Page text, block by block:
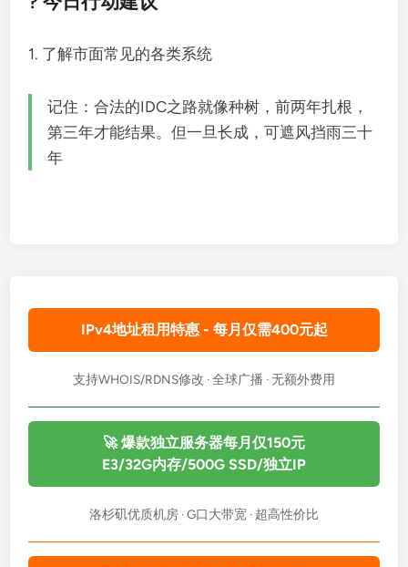
1. 了解市面常见的各类系统
记住：合法的IDC之路就像种树，前两年扎根，
第三年才能结果。但一旦长成，可遮风挡雨三十
年
IPv4地址租用特惠 - 每月仅需400元起
支持WHOIS/RDNS修改 · 全球广播 · 无额外费用
🚀 爆款独立服务器每月仅150元
E3/32G内存/500G SSD/独立IP
洛杉矶优质机房 · G口大带宽 · 超高性价比